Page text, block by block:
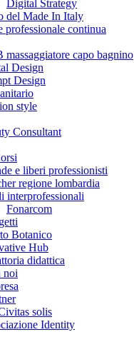
Digital Strategy
del Made In Italy
professionale continua
massaggiatore capo bagnino
Design
Design
style
Consultant
e liberi professionisti
regione lombardia
interprofessionali
Fonarcom
Botanico
Hub
didattica
noi
solis
Identity